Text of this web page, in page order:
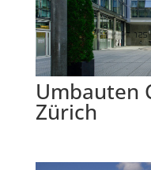
Umbauten
Zürich